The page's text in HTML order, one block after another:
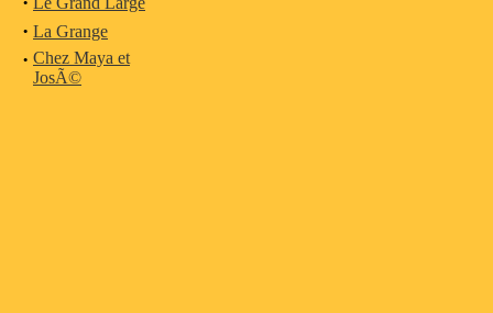
· La Grange
· Chez Maya et
JosÃ©